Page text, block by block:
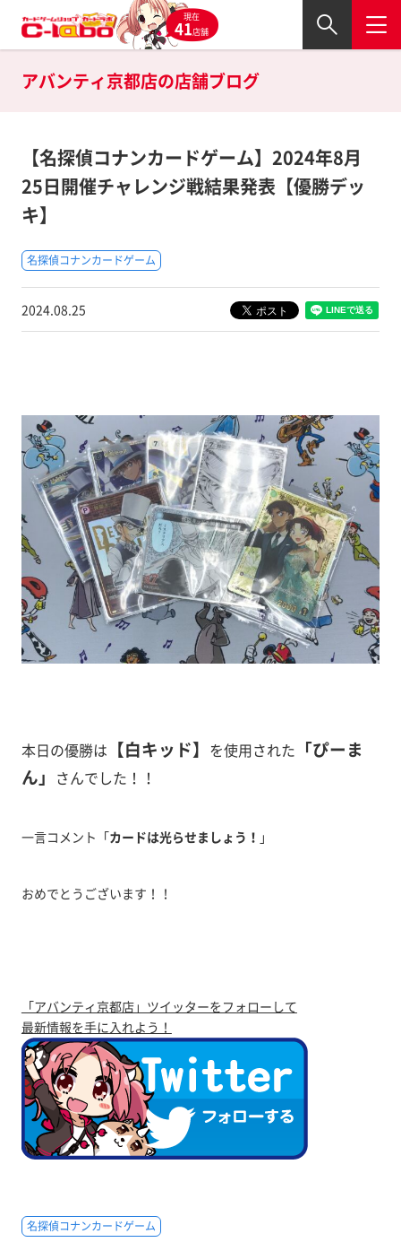
現在
41店舗
アバンティ京都店の店舗ブログ
【名探偵コナンカードゲーム】2024年8月
25日開催チャレンジ戦結果発表【優勝デッ
キ】
名探偵コナンカードゲーム
2024.08.25
本日の優勝は 【白キッド】 を使用された 「ぴーま
ん」 さんでした！！
一言コメント「カードは光らせましょう！ 」
おめでとうございます！！
「アバンティ京都店」ツイッターをフォローして
最新情報を手に入れよう！
名探偵コナンカードゲーム